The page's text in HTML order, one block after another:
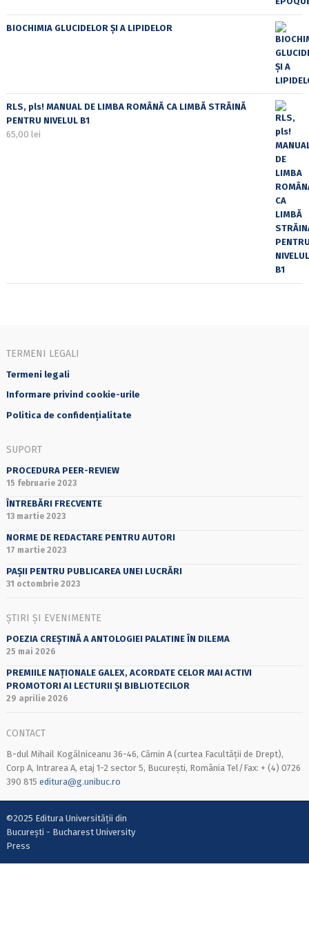
BIOCHIMIA GLUCIDELOR ȘI A LIPIDELOR
RLS, pls! MANUAL DE LIMBA ROMÂNĂ CA LIMBĂ STRĂINĂ
PENTRU NIVELUL B1
65,00 lei
TERMENI LEGALI
Termeni legali
Informare privind cookie-urile
Politica de confidențialitate
SUPORT
PROCEDURA PEER-REVIEW
15 februarie 2023
ÎNTREBĂRI FRECVENTE
13 martie 2023
NORME DE REDACTARE PENTRU AUTORI
17 martie 2023
PAȘII PENTRU PUBLICAREA UNEI LUCRĂRI
31 octombrie 2023
ȘTIRI ȘI EVENIMENTE
POEZIA CREȘTINĂ A ANTOLOGIEI PALATINE ÎN DILEMA
25 mai 2026
PREMIILE NAȚIONALE GALEX, ACORDATE CELOR MAI ACTIVI
PROMOTORI AI LECTURII ȘI BIBLIOTECILOR
29 aprilie 2026
CONTACT
B-dul Mihail Kogălniceanu 36-46, Cămin A (curtea Facultății de Drept),
Corp A, Intrarea A, etaj 1-2 sector 5, București, România Tel/Fax: + (4) 0726
390 815 editura@g.unibuc.ro
©2025 Editura Universității din
București - Bucharest University
Press